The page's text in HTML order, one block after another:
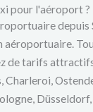
pour l'aéroport ?
depuis
de tarifs
Düsseldorf,